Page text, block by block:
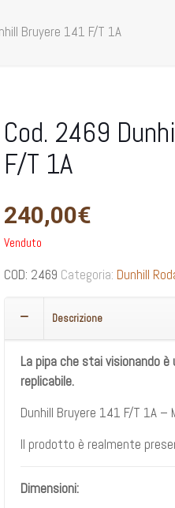
Bruyere 141 F/T 1A
Cod. 2469
F/T 1A
240,00€
Venduto
COD: 2469 Categoria: Dunhill
Descrizione
La pipa che stai visionando
replicabile.
Dunhill Bruyere 141 F/T 1A –
Il prodotto è realmente
Dimensioni: